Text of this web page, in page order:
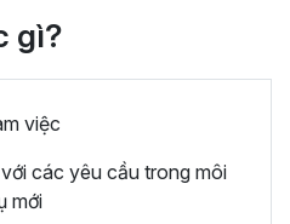
gì?
việc
các yêu cầu trong môi
mới